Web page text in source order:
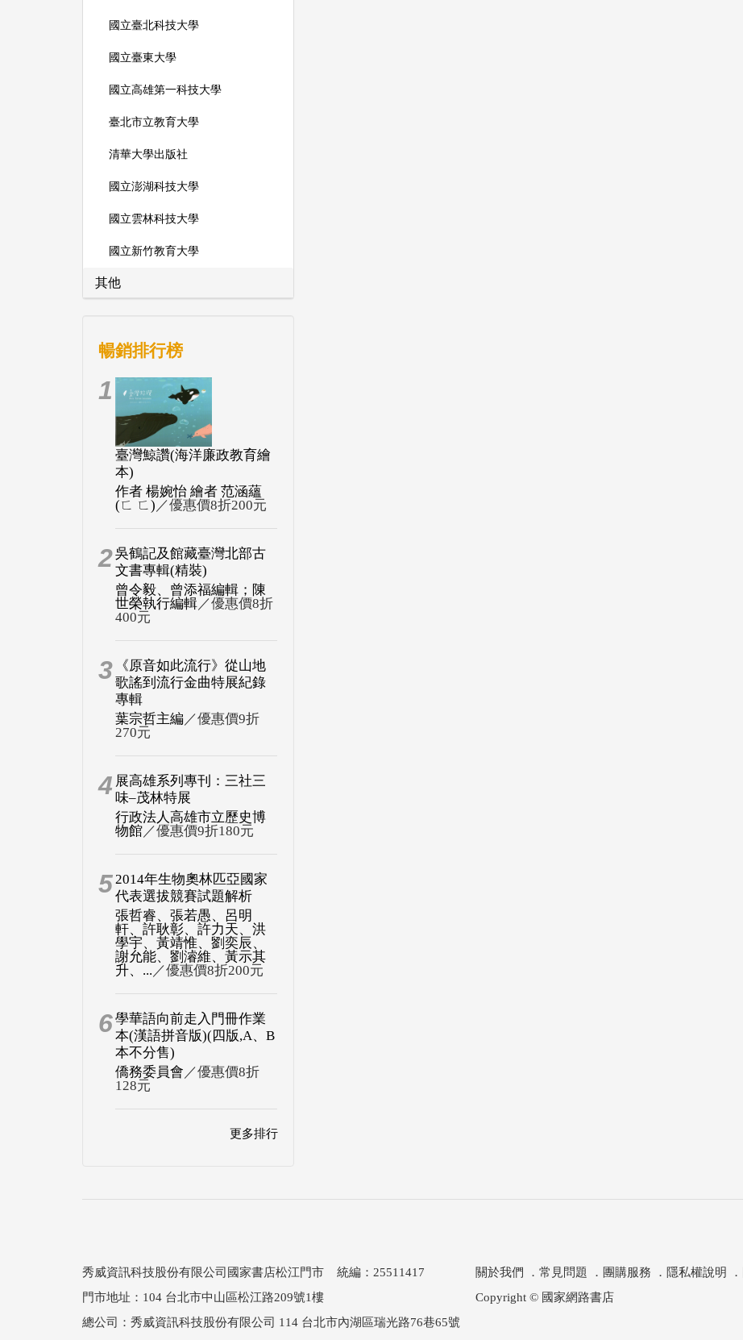
國立臺北科技大學
國立臺東大學
國立高雄第一科技大學
臺北市立教育大學
清華大學出版社
國立澎湖科技大學
國立雲林科技大學
國立新竹教育大學
其他
暢銷排行榜
1
臺灣鯨讚(海洋廉政教育繪
本)
作者 楊婉怡 繪者 范涵蘊
(ㄈ ㄈ) ／優惠價8折200元
2吳鶴記及館藏臺灣北部古
文書專輯(精裝)
曾令毅、曾添福編輯；陳
世榮執行編輯／優惠價8折
400元
3
《原音如此流行》從山地
歌謠到流行金曲特展紀錄
專輯
葉宗哲主編 ／優惠價9折
270元
4 展高雄系列專刊：三社三
味–茂林特展
行政法人高雄市立歷史博
物館／優惠價9折180元
52014年生物奧林匹亞國家
代表選拔競賽試題解析
張哲睿、張若愚、呂明
軒、許耿彰、許力天、洪
學宇、黃靖惟、劉奕辰、
謝允能、劉濬維、黃示其
升、... ／優惠價8折200元
6學華語向前走入門冊作業
本(漢語拼音版)(四版,A、B
本不分售)
僑務委員會 ／優惠價8折
128元
更多排行
秀威資訊科技股份有限公司國家書店松江門市 統編：25511417
門市地址：104 台北市中山區松江路209號1樓
關於我們 ． 常見問題 ． 團購服務 ． 隱私權說明 ．
Copyright © 國家網路書店
總公司：秀威資訊科技股份有限公司 114 台北市內湖區瑞光路76巷65號